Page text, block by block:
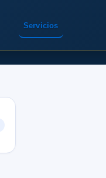
Servicios